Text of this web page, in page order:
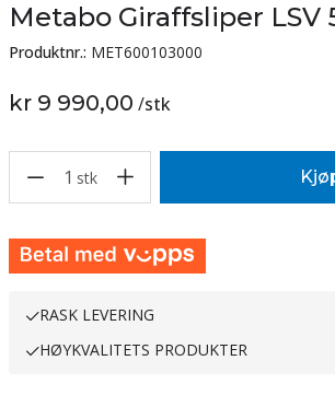
Metabo Giraffsliper LSV
Produktnr.: MET600103000
kr 9 990,00 /stk
1 stk
RASK LEVERING
HØYKVALITETS PRODUKTER